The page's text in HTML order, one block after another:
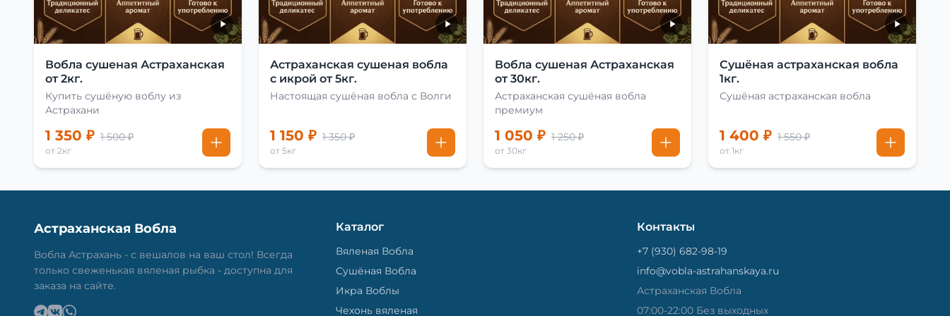
Вобла сушеная Астраханская
от 2кг.
Купить сушёную воблу из
Астрахани
1 350 ₽ 1 500 ₽
от 2кг
Астраханская сушеная вобла
с икрой от 5кг.
Настоящая сушёная вобла с Волги
1 150 ₽ 1 350 ₽
от 5кг
Вобла сушеная Астраханская
от 30кг.
Астраханская сушёная вобла
премиум
1 050 ₽ 1 250 ₽
от 30кг
Сушёная астраханская вобла
1кг.
Сушёная астраханская вобла
1 400 ₽ 1 550 ₽
от 1кг
Астраханская Вобла
Вобла Астрахань - с вешалов на ваш стол! Всегда
только свеженькая вяленая рыбка - доступна для
заказа на сайте.
Каталог
Вяленая Вобла
Сушёная Вобла
Икра Воблы
Чехонь вяленая
Контакты
+7 (930) 682-98-19
info@vobla-astrahanskaya.ru
Астраханская Вобла
07:00-22:00 Без выходных